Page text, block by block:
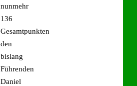
nunmehr
136
Gesamtpunkten
den
bislang
Führenden
Daniel